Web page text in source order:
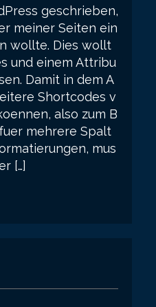
geschrieben,
meiner Seiten ein
wollte. Dies wollt
und einem Attribu
Damit in dem A
Shortcodes v
also zum B
mehrere Spalt
mus
[…]